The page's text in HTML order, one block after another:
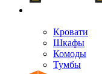
Кровати
Шкафы
Комоды
Тумбы